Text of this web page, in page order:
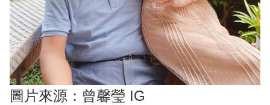
圖片來源：曾馨瑩 IG